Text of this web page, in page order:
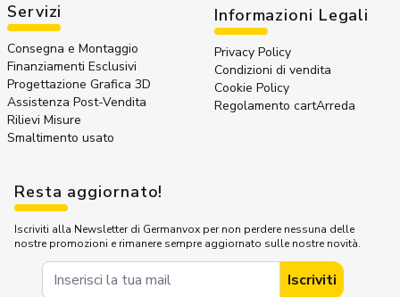
Servizi
Consegna e Montaggio
Finanziamenti Esclusivi
Progettazione Grafica 3D
Assistenza Post-Vendita
Rilievi Misure
Smaltimento usato
Informazioni Legali
Privacy Policy
Condizioni di vendita
Cookie Policy
Regolamento cartArreda
Resta aggiornato!
Iscriviti alla Newsletter di Germanvox per non perdere nessuna delle
nostre promozioni e rimanere sempre aggiornato sulle nostre novità.
Iscriviti